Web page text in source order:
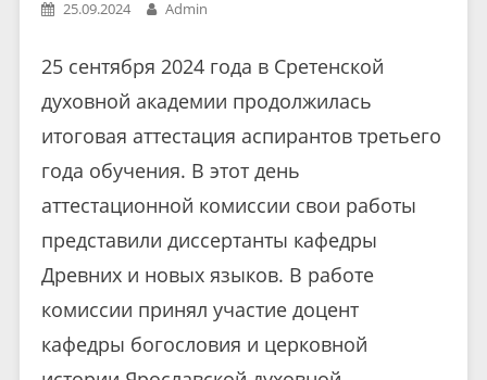
25.09.2024 Admin
25 сентября 2024 года в Сретенской
духовной академии продолжилась
итоговая аттестация аспирантов третьего
года обучения. В этот день
аттестационной комиссии свои работы
представили диссертанты кафедры
Древних и новых языков. В работе
комиссии принял участие доцент
кафедры богословия и церковной